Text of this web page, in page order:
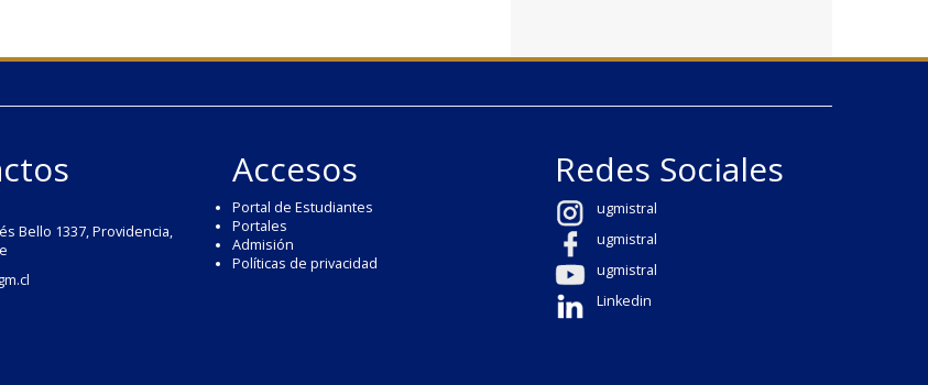
Bello 1337, Providencia,
Accesos
Portal de Estudiantes
Portales
Admisión
Políticas de privacidad
Redes Sociales
ugmistral
ugmistral
ugmistral
Linkedin